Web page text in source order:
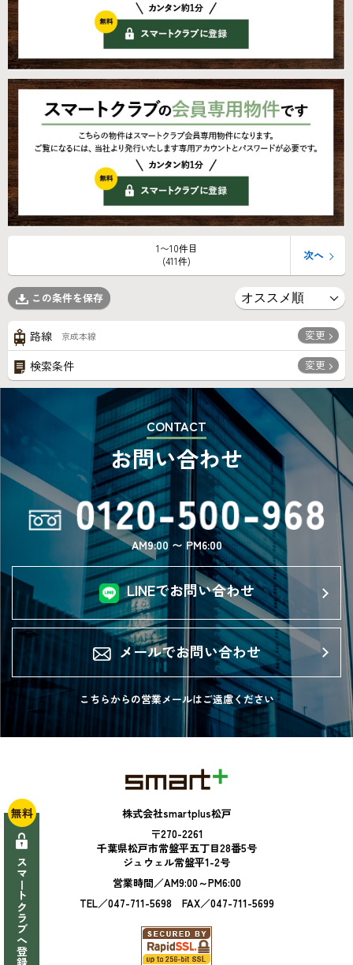
1〜10件目
(411件)
次へ
この条件を保存
路線 京成本線 変更
検索条件 変更
CONTACT
お問い合わせ
AM9:00 〜 PM6:00
LINEでお問い合わせ
メールでお問い合わせ
こちらからの営業メールはご遠慮ください
株式会社smartplus松戸
〒270-2261
千葉県松戸市常盤平五丁目28番5号
ジュウェル常盤平1-2号
営業時間／AM9:00～PM6:00
TEL／047-711-5698 FAX／047-711-5699
無料
スマートクラブへ登録